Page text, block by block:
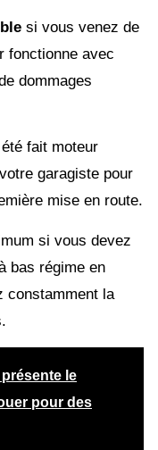
si vous venez de
fonctionne avec
dommages
fait moteur
garagiste pour
mise en route.
si vous devez
bas régime en
constamment la
le
pour des